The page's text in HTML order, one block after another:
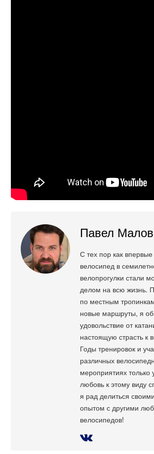
Павел Малов
С тех пор как
велосипед в
велопрогулки стали
делом на всю жизнь.
по местным
новые маршруты, я
удовольствие от
настоящую страсть к
Годы тренировок и
различных
мероприятиях
любовь к этому виду
я рад делиться
опытом с другими
велосипедов!